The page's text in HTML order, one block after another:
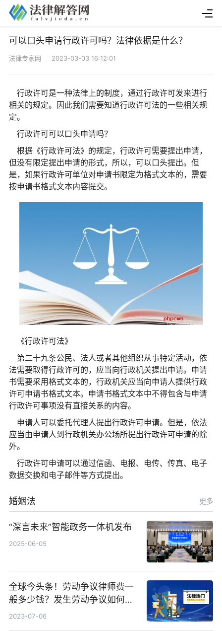
可以口头申请行政许可吗？法律依据是什么？
法律专家网 2023-03-03 16:12:01
行政许可是一种法律上的制度，通过行政许可发来进行
相关的规定。因此我们需要知道行政许可法的一些相关规
定。
行政许可可以口头申请吗？
根据《行政许可法》的规定，行政许可需要提出申请，
但没有限定提出申请的形式，所以，可以口头提出。但
是，如果行政许可单位对申请书限定为格式文本的，需要
按申请书格式文本内容提交。
《行政许可法》
第二十九条公民、法人或者其他组织从事特定活动，依
法需要取得行政许可的，应当向行政机关提出申请。申请
书需要采用格式文本的，行政机关应当向申请人提供行政
许可申请书格式文本。申请书格式文本中不得包含与申请
行政许可事项没有直接关系的内容。
申请人可以委托代理人提出行政许可申请。但是，依法
应当由申请人到行政机关办公场所提出行政许可申请的除
外。
行政许可申请可以通过信函、电报、电传、传真、电子
数据交换和电子邮件等方式提出。
婚姻法 更多
“深言未来”智能政务一体机发布
2025-06-05
全球今头条！劳动争议律师费一
般多少钱？发生劳动争议如何算
工资？
2023-07-06